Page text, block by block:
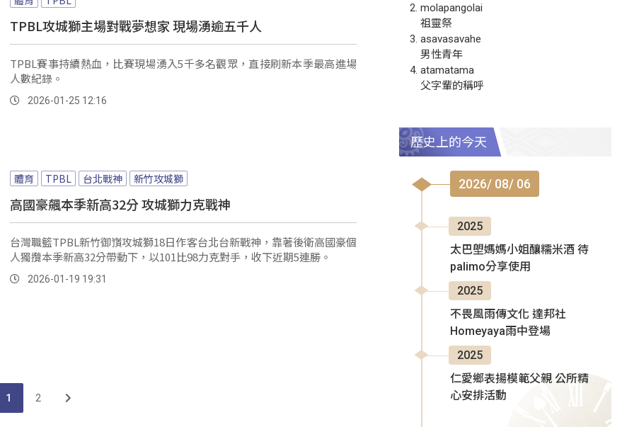
體育 TPBL
TPBL攻城獅主場對戰夢想家 現場湧逾五千人
TPBL賽事持續熱血，比賽現場湧入5千多名觀眾，直接刷新本季最高進場
人數紀錄。
體育 TPBL 台北戰神 新竹攻城獅
高國豪飆本季新高32分 攻城獅力克戰神
台灣職籃TPBL新竹御嵿攻城獅18日作客台北台新戰神，靠著後衛高國豪個
人獨攬本季新高32分帶動下，以101比98力克對手，收下近期5連勝。
molapangolai
祖靈祭
asavasavahe
男性青年
atamatama
父字輩的稱呼
歷史上的今天
2026/ 08/ 06
2025
太巴塱媽媽小姐釀糯米酒 待
palimo分享使用
2025
不畏風雨傳文化 達邦社
Homeyaya雨中登場
2025
仁愛鄉表揚模範父親 公所精
心安排活動